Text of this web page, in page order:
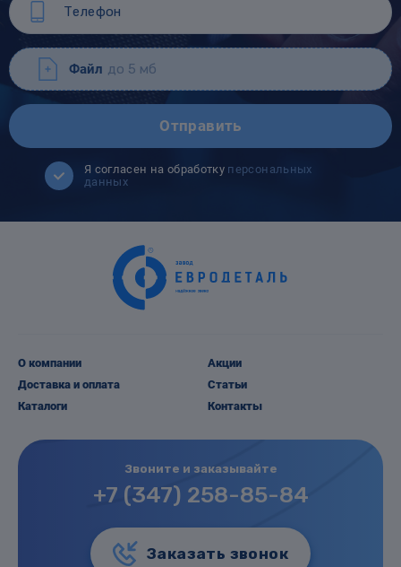
Файл до 5 мб
Отправить
Я согласен на обработку персональных
данных
О компании
Доставка и оплата
Каталоги
Акции
Статьи
Контакты
Звоните и заказывайте
+7 (347) 258-85-84
Заказать звонок